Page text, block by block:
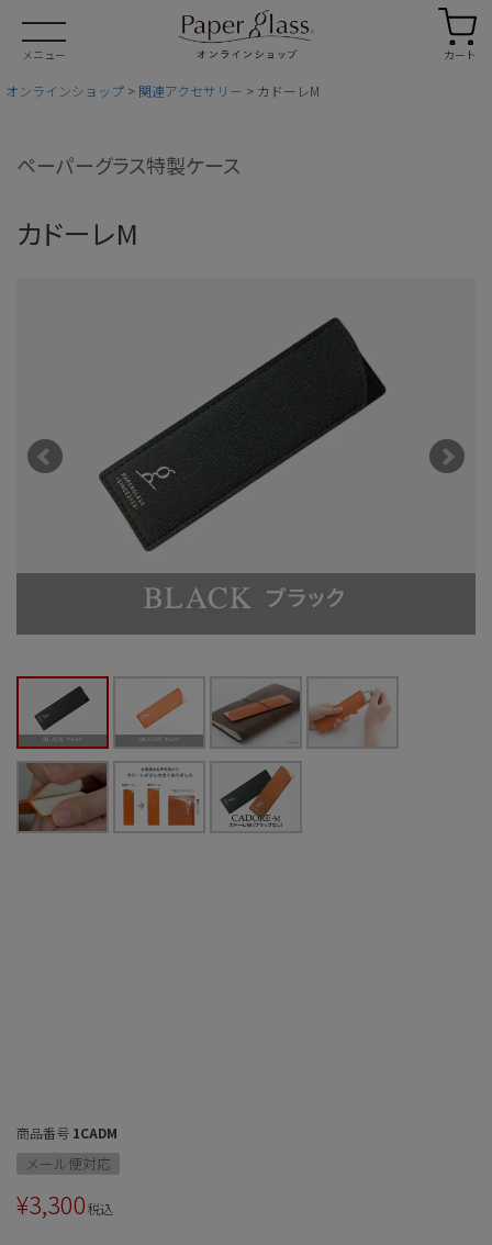
メニュー カート
オンラインショップ 関連アクセサリー カドーレM
ペーパーグラス特製ケース
カドーレM
商品番号 1CADM
メール便対応
¥3,300税込